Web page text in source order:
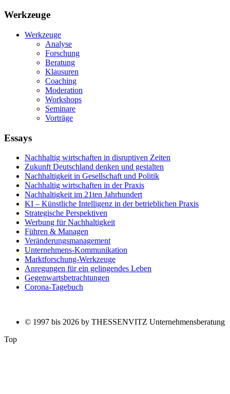
Werkzeuge
Werkzeuge
Analyse
Forschung
Beratung
Klausuren
Coaching
Moderation
Workshops
Seminare
Vorträge
Essays
Nachhaltig wirtschaften in disruptiven Zeiten
Zukunft Deutschland denken und gestalten
Nachhaltigkeit in Gesellschaft und Politik
Nachhaltig wirtschaften in der Praxis
Nachhaltigkeit im 21ten Jahrhundert
KI – Künstliche Intelligenz in der betrieblichen Praxis
Strategische Perspektiven
Werbung für Nachhaltigkeit
Führen & Managen
Veränderungsmanagement
Unternehmens-Kommunikation
Marktforschung-Werkzeuge
Anregungen für ein gelingendes Leben
Gegenwartsbetrachtungen
Corona-Tagebuch
© 1997 bis 2026 by THESSENVITZ Unternehmensberatung
Top